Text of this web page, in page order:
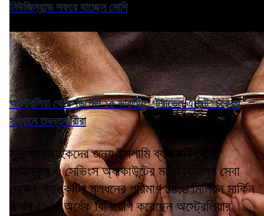
নিউজিল্যান্ড সফরে যাচ্ছেন মোদি
অস্ট্রেলিয়া থেকে ডির্পোট ১৫ ভারতীয়, ‘ট্রাভেল এজেন্ট’ চক্রের
সন্ধানে তদন্তকারীরা
মুসলিম গ্রাহকদের জন্য ইসলামি ব্যাঙ্কটি হোম
ফাইন্যান্স ও সেভিংস অ্যাকাউন্টের মতো বিভিন্ন সেবা
দেবে। ব্যাঙ্কটির মূলধনের পরিমাণ ১৪.৬ মিলিয়ন মার্কিন
ডলার। এর অর্ধেক বিনিয়োগ করেছেন অস্ট্রেলিয়ার